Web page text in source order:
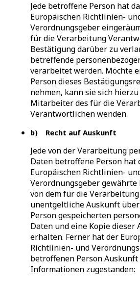
Jede betroffene Person hat
Europäischen Richtlinien-
Verordnungsgeber
für die Verarbeitung
Bestätigung darüber zu
betreffende
verarbeitet werden. Möchte
Person dieses
nehmen, kann sie sich
Mitarbeiter des für die
Verantwortlichen wenden.
b) Recht auf Auskunft
Jede von der Verarbeitung
Daten betroffene Person hat
Europäischen Richtlinien-
Verordnungsgeber gewährte
von dem für die
unentgeltliche Auskunft
Person gespeicherten
Daten und eine Kopie dieser
erhalten. Ferner hat der
Richtlinien- und
betroffenen Person
Informationen zugestanden: